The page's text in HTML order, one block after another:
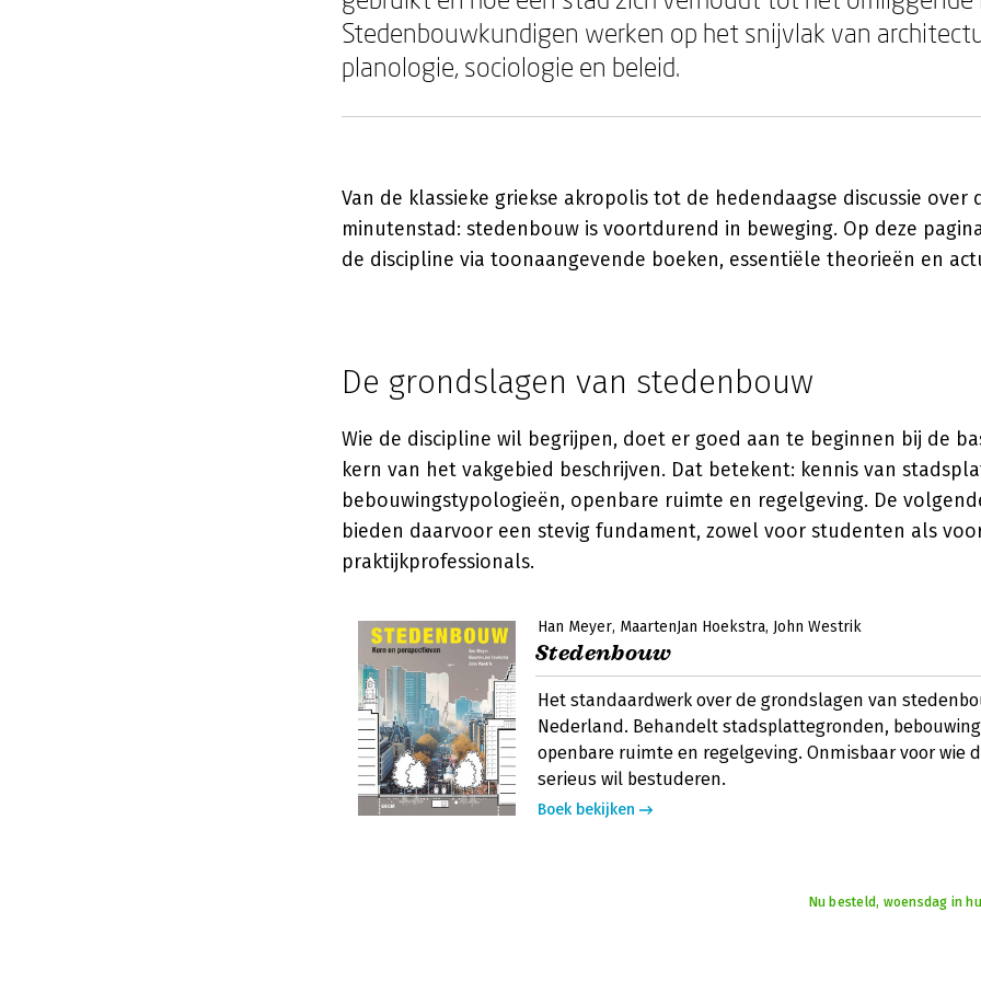
Stedenbouwkundigen werken op het snijvlak van
planologie, sociologie en beleid.
Van de klassieke griekse akropolis tot de hedendaagse discussie over
minutenstad: stedenbouw is voortdurend in beweging. Op deze
de discipline via toonaangevende boeken, essentiële theorieën en
De grondslagen van stedenbouw
Wie de discipline wil begrijpen, doet er goed aan te beginnen bij de
kern van het vakgebied beschrijven. Dat betekent: kennis van
bebouwingstypologieën, openbare ruimte en regelgeving. De
bieden daarvoor een stevig fundament, zowel voor studenten als
praktijkprofessionals.
Han Meyer MaartenJan Hoekstra John Westrik
Stedenbouw
Het standaardwerk over de grondslagen van
Nederland. Behandelt stadsplattegronden,
openbare ruimte en regelgeving. Onmisbaar voor wie
serieus wil bestuderen.
Boek bekijken
Nu besteld, woensdag in